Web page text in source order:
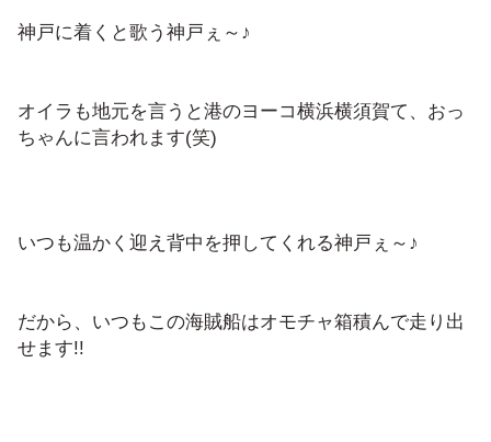
神戸に着くと歌う神戸ぇ～♪
オイラも地元を言うと港のヨーコ横浜横須賀て、おっ
ちゃんに言われます(笑)
いつも温かく迎え背中を押してくれる神戸ぇ～♪
だから、いつもこの海賊船はオモチャ箱積んで走り出
せます!!